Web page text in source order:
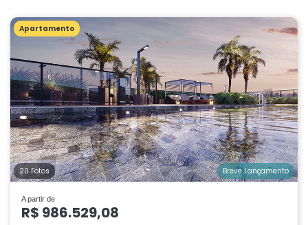
Apartamento
20 Fotos Breve Lançamento
A partir de
R$ 986.529,08